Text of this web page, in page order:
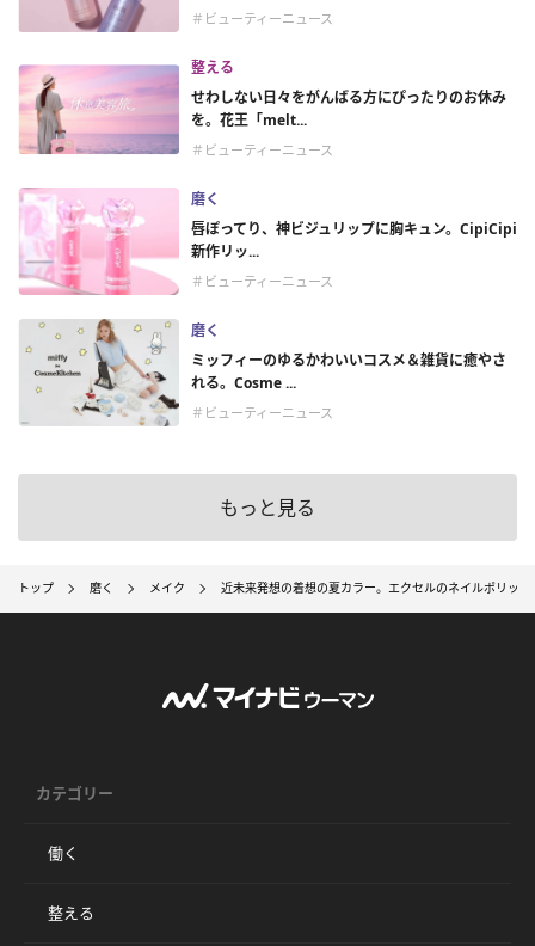
＃ビューティーニュース
整える
せわしない日々をがんばる方にぴったりのお休み
を。花王「melt...
＃ビューティーニュース
磨く
唇ぽってり、神ビジュリップに胸キュン。CipiCipi
新作リッ...
＃ビューティーニュース
磨く
ミッフィーのゆるかわいいコスメ＆雑貨に癒やさ
れる。Cosme ...
＃ビューティーニュース
もっと見る
トップ 磨く メイク 近未来発想の着想の夏カラー。エクセルのネイルポリッ
カテゴリー
働く
整える